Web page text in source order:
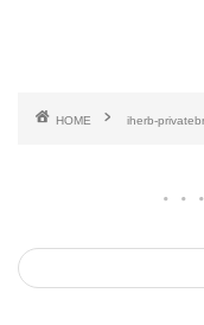
HOME iherb-